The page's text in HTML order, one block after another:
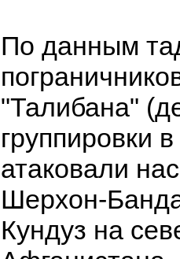
По данным
"Талибана"
группировки
атаковали
Шерхон-
Кундуз на